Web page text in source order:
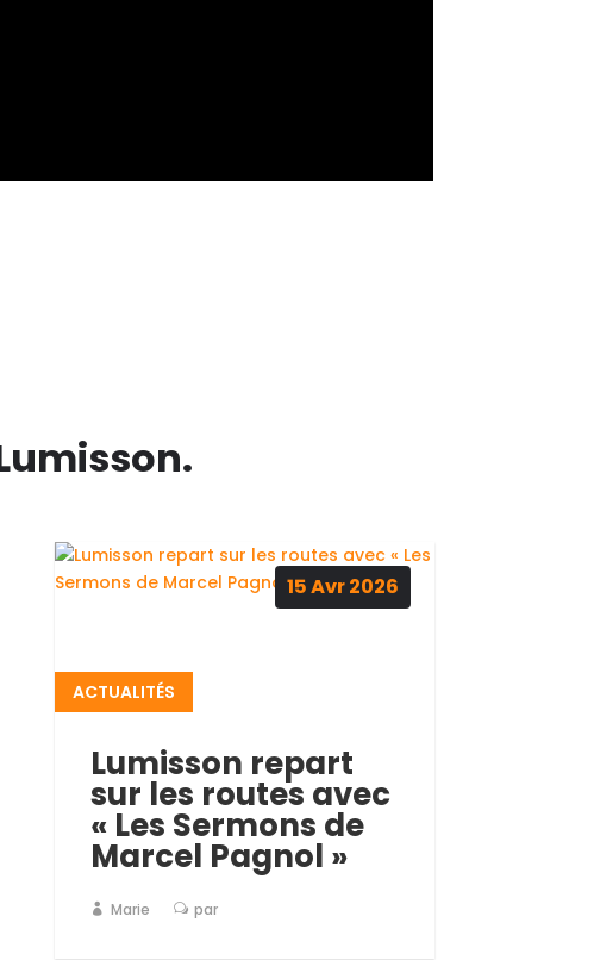
Lumisson repart
sur les routes avec
« Les Sermons de
Marcel Pagnol »
ACTUALITÉS
Marie par
15Avr2026